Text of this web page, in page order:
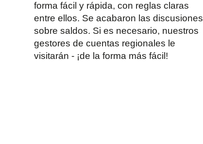
forma fácil y rápida, con reglas claras
entre ellos. Se acabaron las discusiones
sobre saldos. Si es necesario, nuestros
gestores de cuentas regionales le
visitarán - ¡de la forma más fácil!